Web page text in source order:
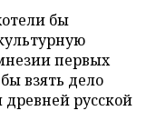
бы
первых
взять дело
русской